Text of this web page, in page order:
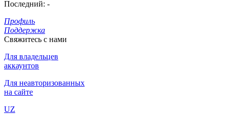
Последний: -
Профиль
Поддержка
Свяжитесь с нами
Для владельцев
аккаунтов
Для неавторизованных
на сайте
UZ